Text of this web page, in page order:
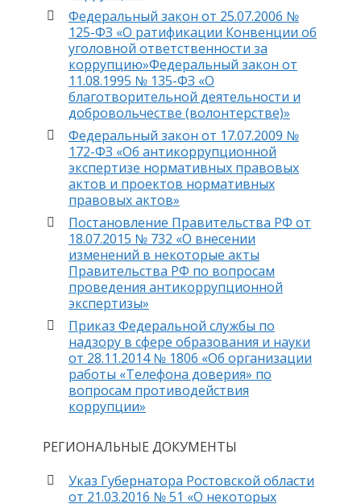
Федеральный закон от 25.07.2006 №
125-ФЗ «О ратификации Конвенции об
уголовной ответственности за
коррупцию»Федеральный закон от
11.08.1995 № 135-ФЗ «О
благотворительной деятельности и
добровольчестве (волонтерстве)»
Федеральный закон от 17.07.2009 №
172-ФЗ «Об антикоррупционной
экспертизе нормативных правовых
актов и проектов нормативных
правовых актов»
Постановление Правительства РФ от
18.07.2015 № 732 «О внесении
изменений в некоторые акты
Правительства РФ по вопросам
проведения антикоррупционной
экспертизы»
Приказ Федеральной службы по
надзору в сфере образования и науки
от 28.11.2014 № 1806 «Об организации
работы «Телефона доверия» по
вопросам противодействия
коррупции»
РЕГИОНАЛЬНЫЕ ДОКУМЕНТЫ
Указ Губернатора Ростовской области
от 21.03.2016 № 51 «О некоторых